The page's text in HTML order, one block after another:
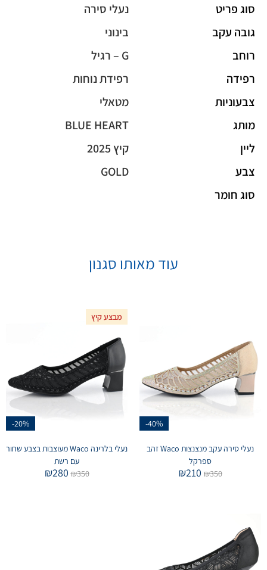
סוג פריט
נעלי סירה
גובה עקב
בינוני
רוחב
G – רגיל
רפידה
רפידת נוחות
צבעוניות
מטאלי
מותג
BLUE HEART
ליין
קיץ 2025
צבע
GOLD
סוג חומר
עוד מאותו סגנון
-40%
נעלי סירה עקב מנצנצות Waco זהב
ספרקל
₪350
₪210
מבצע קיץ
-20%
נעלי בלרינה Waco מעוצבות בצבע שחור
עם רשת
₪350
₪280